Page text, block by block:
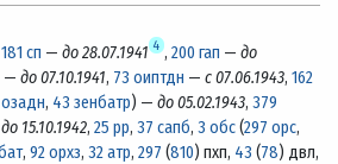
181 сп — до 28.07.1941 4 , 200 гап — до
— до 07.10.1941, 73 оиптдн — с 07.06.1943, 162
, 43 зенбатр) — до 05.02.1943, 379
15.10.1942, 25 рр, 37 сапб, 3 обс(297 орс,
, 92 орхз, 32 атр, 297 (810) пхп, 43 (78) двл,